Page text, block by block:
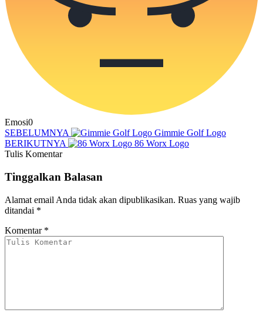
Emosi0
SEBELUMNYA
Gimmie Golf Logo
BERIKUTNYA
86 Worx Logo
Tulis Komentar
Tinggalkan Balasan
Alamat email Anda tidak akan dipublikasikan. Ruas yang wajib
ditandai *
Komentar *